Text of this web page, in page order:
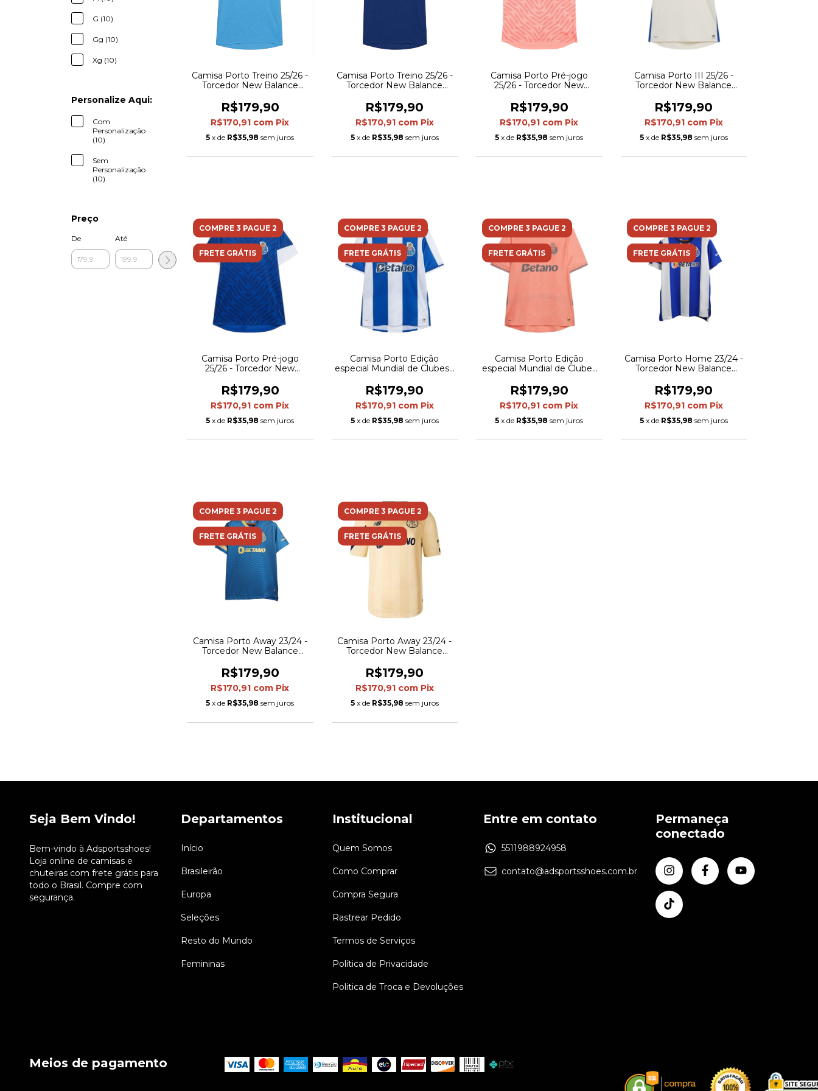
G (10)
Gg (10)
Xg (10)
Personalize Aqui:
Com
Personalização
(10)
Sem
Personalização
(10)
Preço
De Até
Camisa Porto Treino 25/26 -
Torcedor New Balance
R$179,90
R$170,91 com Pix
5 x de R$35,98 sem juros
Camisa Porto Treino 25/26 -
Torcedor New Balance
R$179,90
R$170,91 com Pix
5 x de R$35,98 sem juros
Camisa Porto Pré-jogo
25/26 - Torcedor New
e cinza
R$179,90
R$170,91 com Pix
5 x de R$35,98 sem juros
Camisa Porto III 25/26 -
Torcedor New Balance
detalhes em azul
R$179,90
R$170,91 com Pix
5 x de R$35,98 sem juros
COMPRE 3 PAGUE 2
FRETE GRÁTIS
Camisa Porto Pré-jogo
25/26 - Torcedor New
branca
R$179,90
R$170,91 com Pix
5 x de R$35,98 sem juros
COMPRE 3 PAGUE 2
FRETE GRÁTIS
Camisa Porto Edição
especial Mundial de Clubes I
Balance Masculina - Azul e
branca
R$179,90
R$170,91 com Pix
5 x de R$35,98 sem juros
COMPRE 3 PAGUE 2
FRETE GRÁTIS
Camisa Porto Edição
especial Mundial de Clubes
Balance Masculina - Rosa
com detalhes em azul
R$179,90
R$170,91 com Pix
5 x de R$35,98 sem juros
COMPRE 3 PAGUE 2
FRETE GRÁTIS
Camisa Porto Home 23/24 -
Torcedor New Balance
R$179,90
R$170,91 com Pix
5 x de R$35,98 sem juros
COMPRE 3 PAGUE 2
FRETE GRÁTIS
Camisa Porto Away 23/24 -
Torcedor New Balance
R$179,90
R$170,91 com Pix
5 x de R$35,98 sem juros
COMPRE 3 PAGUE 2
FRETE GRÁTIS
Camisa Porto Away 23/24 -
Torcedor New Balance
R$179,90
R$170,91 com Pix
5 x de R$35,98 sem juros
Seja Bem Vindo!
Bem-vindo à Adsportsshoes!
Loja online de camisas e
chuteiras com frete grátis para
todo o Brasil. Compre com
segurança.
Departamentos
Início
Brasileirão
Europa
Seleções
Resto do Mundo
Femininas
Institucional
Quem Somos
Como Comprar
Compra Segura
Rastrear Pedido
Termos de Serviços
Política de Privacidade
Politica de Troca e Devoluções
Entre em contato
5511988924958
contato@adsportsshoes.com.br
Permaneça
conectado
Meios de pagamento